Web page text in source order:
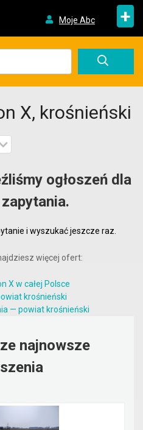
Moje Abc +
X, krośnieński
X
ogłoszeń dla
i wyszukać jeszcze raz.
więcej ofert:
X w całej Polsce
krośnieński
— powiat krośnieński
najnowsze